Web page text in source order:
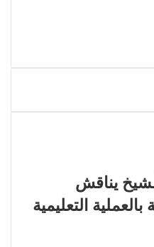
يناقش
التعليمية